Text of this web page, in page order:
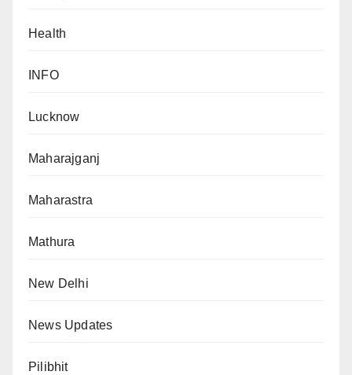
Health
INFO
Lucknow
Maharajganj
Maharastra
Mathura
New Delhi
News Updates
Pilibhit